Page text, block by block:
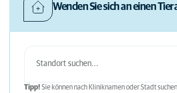
Wenden Sie sich an einen
Tipp! Sie können nach Kliniknamen oder Stadt